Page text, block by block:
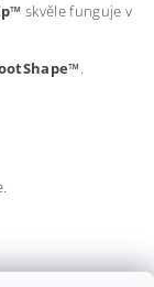
skvěle funguje v
.